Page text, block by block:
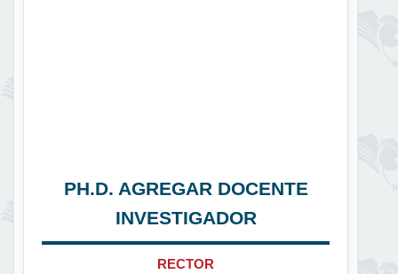
PH.D. AGREGAR DOCENTE
INVESTIGADOR
RECTOR